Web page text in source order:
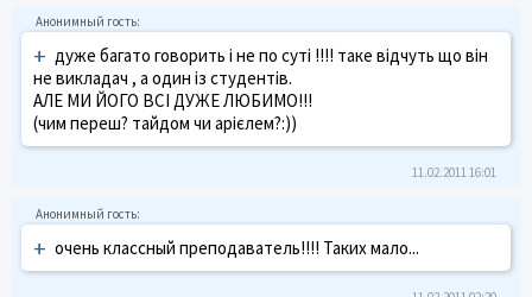
+ дуже багато говорить і не по суті !!!! таке відчуть що він
не викладач , а один із студентів.
АЛЕ МИ ЙОГО ВСІ ДУЖЕ ЛЮБИМО!!!
(чим переш? тайдом чи арієлем?:))
11.02.2011 16:01
+ очень классный преподаватель!!!! Таких мало...